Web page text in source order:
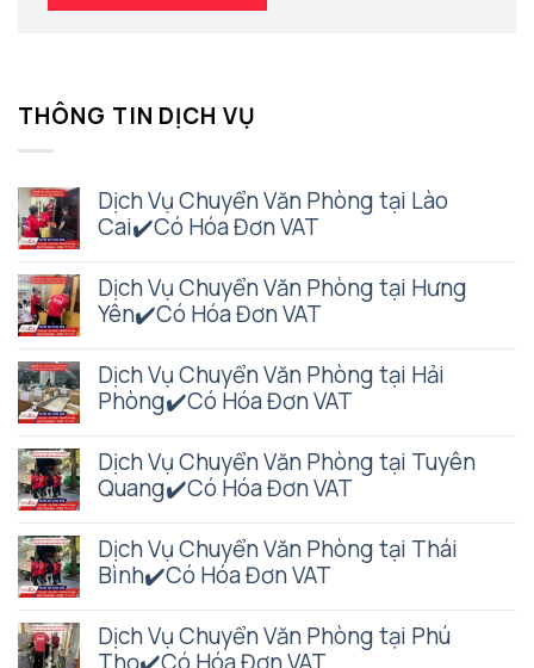
THÔNG TIN DỊCH VỤ
Dịch Vụ Chuyển Văn Phòng tại Lào
Cai✔️Có Hóa Đơn VAT
Dịch Vụ Chuyển Văn Phòng tại Hưng
Yên✔️Có Hóa Đơn VAT
Dịch Vụ Chuyển Văn Phòng tại Hải
Phòng✔️Có Hóa Đơn VAT
Dịch Vụ Chuyển Văn Phòng tại Tuyên
Quang✔️Có Hóa Đơn VAT
Dịch Vụ Chuyển Văn Phòng tại Thái
Bình✔️Có Hóa Đơn VAT
Dịch Vụ Chuyển Văn Phòng tại Phú
Thọ✔️Có Hóa Đơn VAT